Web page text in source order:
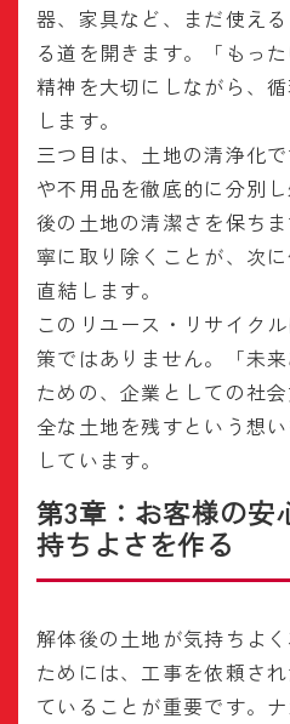
器、家具など、まだ使え
る道を開きます。「もっ
精神を大切にしながら、
します。
三つ目は、土地の清浄化
や不用品を徹底的に分別
後の土地の清潔さを保ち
寧に取り除くことが、次
直結します。
このリユース・リサイク
策ではありません。「未
ための、企業としての社
全な土地を残すという想
しています。
第3章：お客様の安
持ちよさを作る
解体後の土地が気持ちよ
ためには、工事を依頼さ
ていることが重要です。